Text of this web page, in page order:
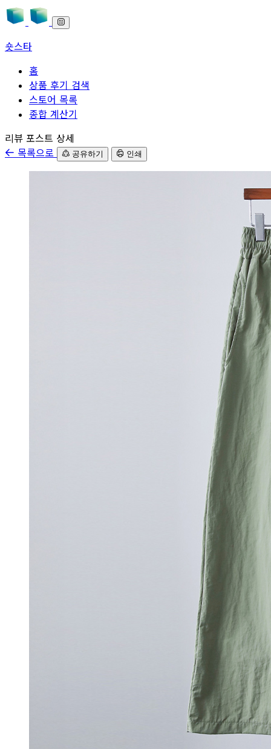
숏스타
홈
상품 후기 검색
스토어 목록
종합 계산기
본문으로 바로가기
리뷰 포스트 상세
목록으로
공유하기 인쇄